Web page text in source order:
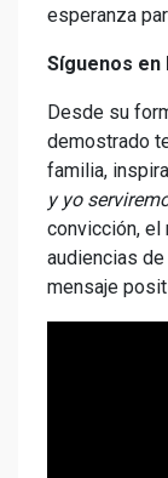
esperanza
Síguenos en
Desde su
demostrado
familia,
y yo
convicción, el
audiencias
mensaje